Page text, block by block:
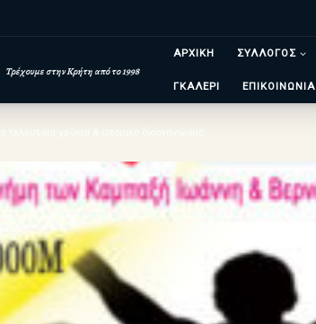
Τρέχουμε στην Κρήτη από το 1998
ΑΡΧΙΚΗ ΣΥΛΛΟΓΟΣ
ΓΚΑΛΕΡΙ ΕΠΙΚΟΙΝΩΝΙΑ